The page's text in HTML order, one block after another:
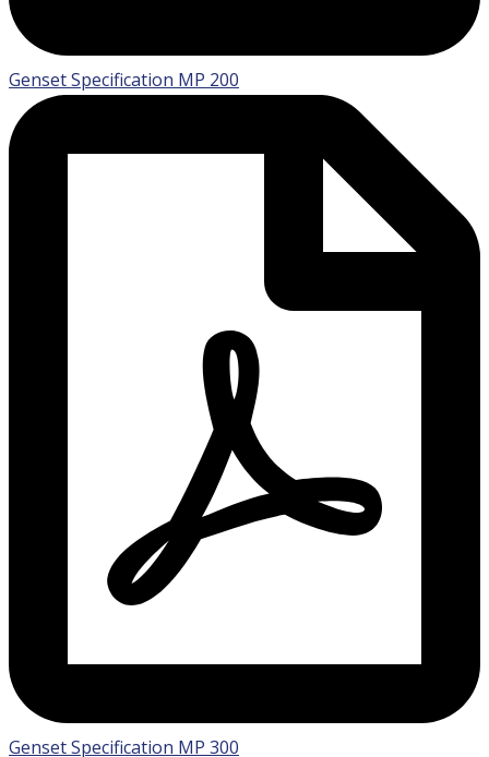
Genset Specification MP 200
Genset Specification MP 300